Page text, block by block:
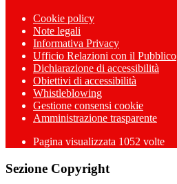
Cookie policy
Note legali
Informativa Privacy
Ufficio Relazioni con il Pubblico
Dichiarazione di accessibilità
Obiettivi di accessibilità
Whistleblowing
Gestione consensi cookie
Amministrazione trasparente
Pagina visualizzata 1052 volte
Sezione Copyright